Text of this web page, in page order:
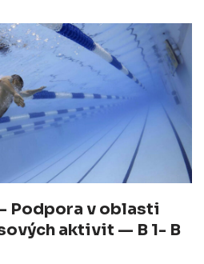
Podpora v oblasti
aktivit — B 1- B